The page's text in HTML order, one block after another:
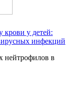
крови у детей:
инфекций
нейтрофилов в